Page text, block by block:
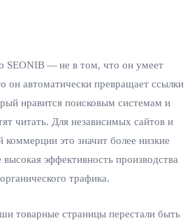
SEONIB — не в том, что он умеет
он автоматически превращает ссылки
нравится поисковым системам и
читать. Для независимых сайтов и
коммерции это значит более низкие
высокая эффективность производства
трафика.
товарные страницы перестали быть